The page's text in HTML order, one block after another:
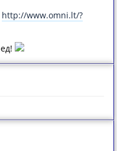
http://www.omni.lt/?